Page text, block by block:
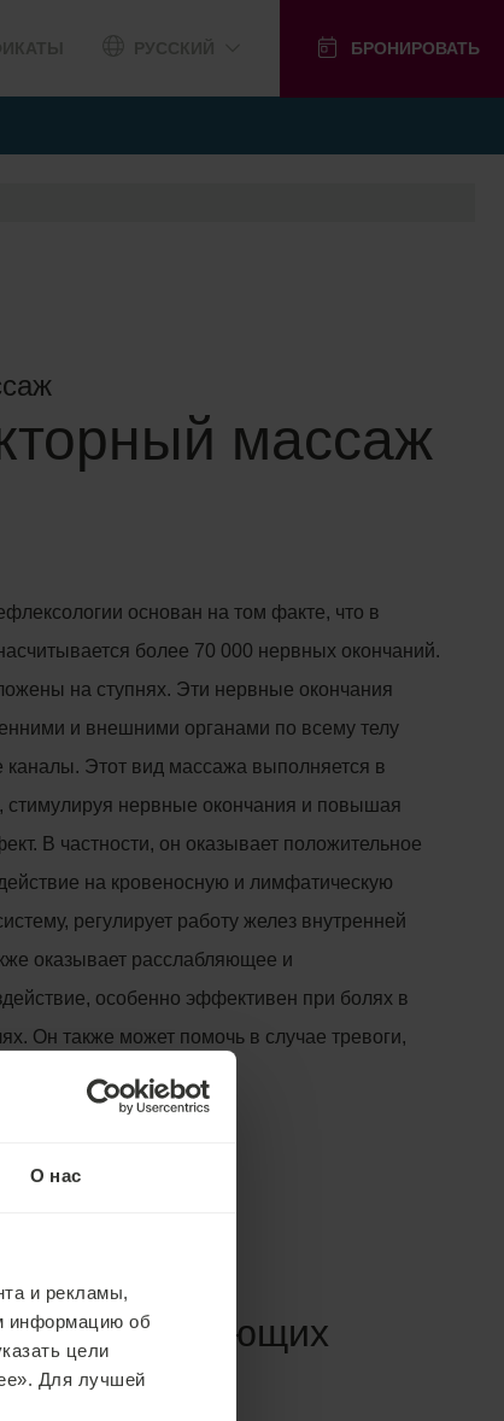
О нас
и рекламы,
информацию об
цели
Для лучшей
БРОНИРОВАТЬ
массаж
основан на том факте, что в
более 70 000 нервных окончаний.
на ступнях. Эти нервные окончания
и внешними органами по всему телу
каналы. Этот вид массажа выполняется в
стимулируя нервные окончания и повышая
В частности, он оказывает положительное
на кровеносную и лимфатическую
регулирует работу желез внутренней
оказывает расслабляющее и
особенно эффективен при болях в
Он также может помочь в случае тревоги,
в следующих